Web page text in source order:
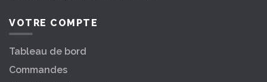
VOTRE COMPTE
Tableau de bord
Commandes